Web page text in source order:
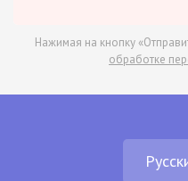
Нажимая на кнопку
обработке